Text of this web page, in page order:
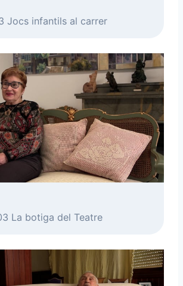
Jocs infantils al carrer
La botiga del Teatre